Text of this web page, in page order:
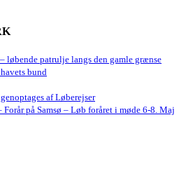
løbende patrulje langs den gamle grænse
bund
af Løberejser
Forår på Samsø – Løb foråret i møde 6-8. Maj